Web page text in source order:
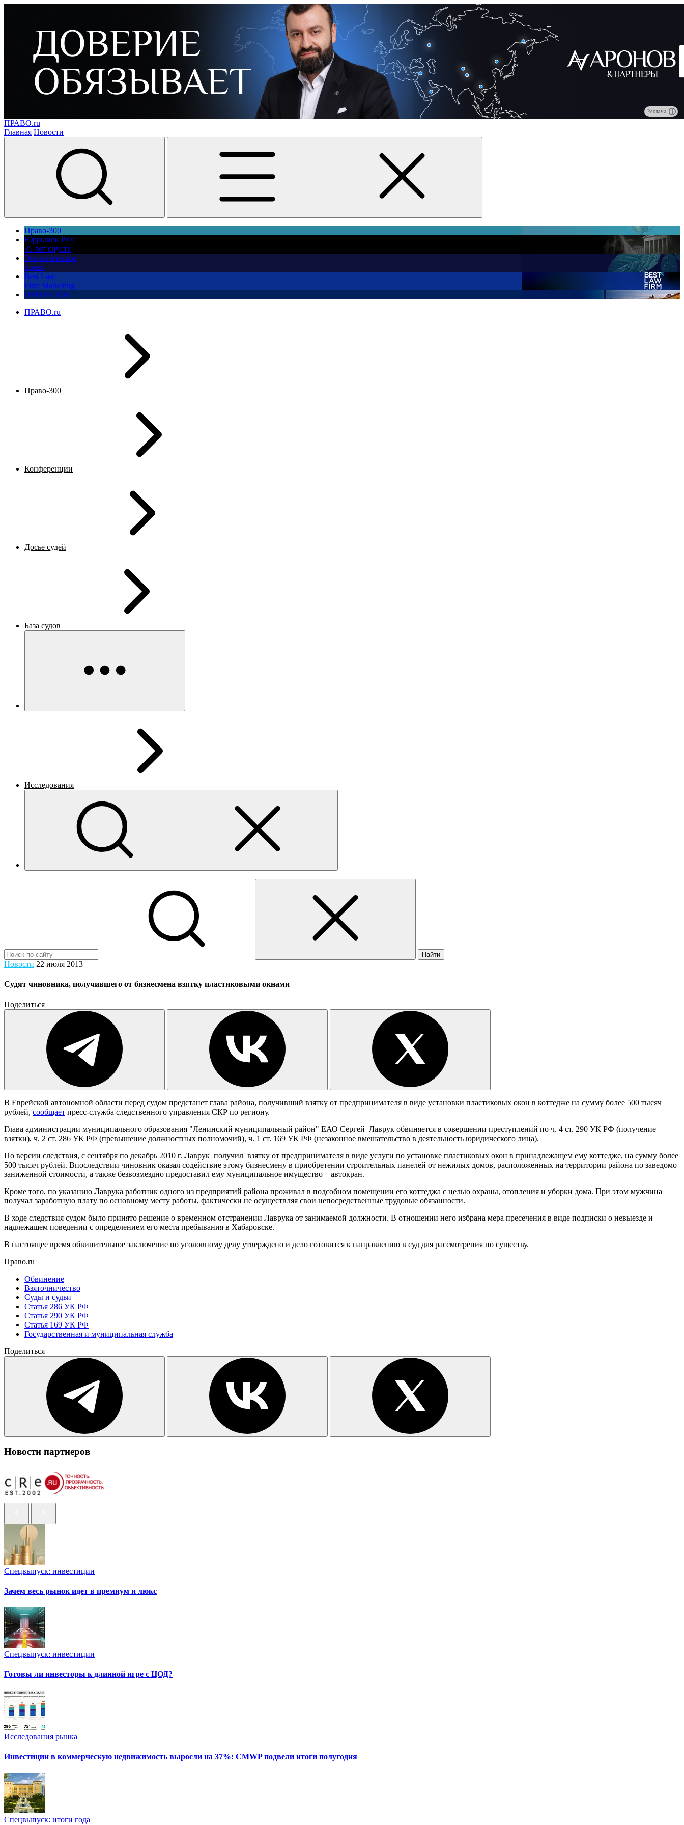
Реклама
ПРАВО.ru
Главная Новости
Право-300
Юррынок РФ:
35 лет спустя
Экологическое
право
Best Law
Firm Marketing
ПМЮФ 2026
ПРАВО.ru
Право-300
Конференции
Досье судей
База судов
Исследования
Найти
Новости 22 июля 2013
Судят чиновника, получившего от бизнесмена взятку пластиковыми окнами
Поделиться
В Еврейской автономной области перед судом предстанет глава района, получивший взятку от предпринимателя в виде установки пластиковых окон в коттедже на сумму более 500 тысяч
рублей, сообщает пресс-служба следственного управления СКР по региону.
Глава администрации муниципального образования "Ленинский муниципальный район" ЕАО Сергей Лаврук обвиняется в совершении преступлений по ч. 4 ст. 290 УК РФ (получение
взятки), ч. 2 ст. 286 УК РФ (превышение должностных полномочий), ч. 1 ст. 169 УК РФ (незаконное вмешательство в деятельность юридического лица).
По версии следствия, с сентября по декабрь 2010 г. Лаврук получил взятку от предпринимателя в виде услуги по установке пластиковых окон в принадлежащем ему коттедже, на сумму более
500 тысяч рублей. Впоследствии чиновник оказал содействие этому бизнесмену в приобретении строительных панелей от нежилых домов, расположенных на территории района по заведомо
заниженной стоимости, а также безвозмездно предоставил ему муниципальное имущество – автокран.
Кроме того, по указанию Лаврука работник одного из предприятий района проживал в подсобном помещении его коттеджа с целью охраны, отопления и уборки дома. При этом мужчина
получал заработную плату по основному месту работы, фактически не осуществляя свои непосредственные трудовые обязанности.
В ходе следствия судом было принято решение о временном отстранении Лаврука от занимаемой должности. В отношении него избрана мера пресечения в виде подписки о невыезде и
надлежащем поведении с определением его места пребывания в Хабаровске.
В настоящее время обвинительное заключение по уголовному делу утверждено и дело готовится к направлению в суд для рассмотрения по существу.
Право.ru
Обвинение
Взяточничество
Суды и судьи
Статья 286 УК РФ
Статья 290 УК РФ
Статья 169 УК РФ
Государственная и муниципальная служба
Поделиться
Новости партнеров
Спецвыпуск: инвестиции
Зачем весь рынок идет в премиум и люкс
Спецвыпуск: инвестиции
Готовы ли инвесторы к длинной игре с ЦОД?
Исследования рынка
Инвестиции в коммерческую недвижимость выросли на 37%: CMWP подвели итоги полугодия
Спецвыпуск: итоги года